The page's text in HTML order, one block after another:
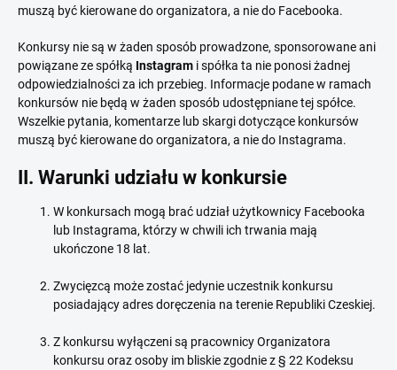
muszą być kierowane do organizatora, a nie do Facebooka.
Konkursy nie są w żaden sposób prowadzone, sponsorowane ani
powiązane ze spółką Instagram i spółka ta nie ponosi żadnej
odpowiedzialności za ich przebieg. Informacje podane w ramach
konkursów nie będą w żaden sposób udostępniane tej spółce.
Wszelkie pytania, komentarze lub skargi dotyczące konkursów
muszą być kierowane do organizatora, a nie do Instagrama.
II. Warunki udziału w konkursie
W konkursach mogą brać udział użytkownicy Facebooka
lub Instagrama, którzy w chwili ich trwania mają
ukończone 18 lat.
Zwycięzcą może zostać jedynie uczestnik konkursu
posiadający adres doręczenia na terenie Republiki Czeskiej.
Z konkursu wyłączeni są pracownicy Organizatora
konkursu oraz osoby im bliskie zgodnie z § 22 Kodeksu